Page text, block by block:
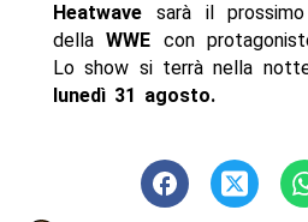
Heatwave sarà il
dellaWWE con
Lo show si terrà nella
lunedì 31 agosto.